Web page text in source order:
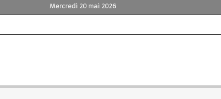
Mercredi 20 mai 2026